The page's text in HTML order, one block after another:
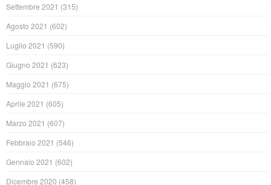
Settembre 2021 (315)
Agosto 2021 (602)
Luglio 2021 (590)
Giugno 2021 (623)
Maggio 2021 (675)
Aprile 2021 (605)
Marzo 2021 (607)
Febbraio 2021 (546)
Gennaio 2021 (602)
Dicembre 2020 (458)